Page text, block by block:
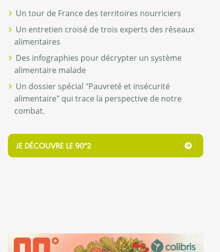
Un tour de France des territoires nourriciers
Un entretien croisé de trois experts des réseaux
alimentaires
Des infographies pour décrypter un système
alimentaire malade
Un dossier spécial "Pauvreté et insécurité
alimentaire" qui trace la perspective de notre
combat.
JE DÉCOUVRE LE 90°2